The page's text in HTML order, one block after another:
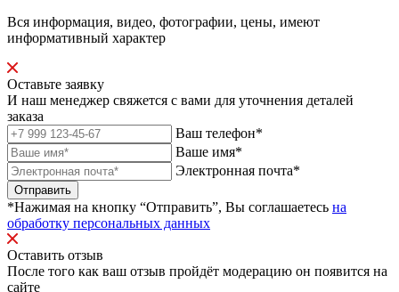
Вся информация, видео, фотографии, цены, имеют
информативный характер
Оставьте заявку
И наш менеджер свяжется с вами для уточнения деталей
заказа
Ваш телефон*
Ваше имя*
Электронная почта*
Отправить
*Нажимая на кнопку “Отправить”, Вы соглашаетесь на
обработку персональных данных
Оставить отзыв
После того как ваш отзыв пройдёт модерацию он появится на
сайте